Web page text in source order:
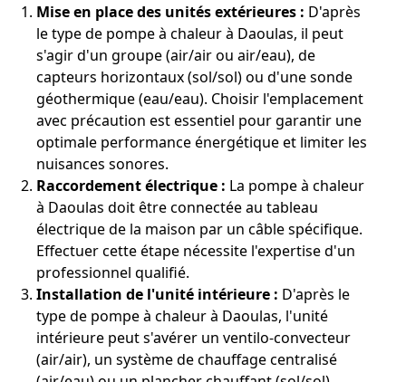
Mise en place des unités extérieures : D'après
le type de pompe à chaleur à Daoulas, il peut
s'agir d'un groupe (air/air ou air/eau), de
capteurs horizontaux (sol/sol) ou d'une sonde
géothermique (eau/eau). Choisir l'emplacement
avec précaution est essentiel pour garantir une
optimale performance énergétique et limiter les
nuisances sonores.
Raccordement électrique : La pompe à chaleur
à Daoulas doit être connectée au tableau
électrique de la maison par un câble spécifique.
Effectuer cette étape nécessite l'expertise d'un
professionnel qualifié.
Installation de l'unité intérieure : D'après le
type de pompe à chaleur à Daoulas, l'unité
intérieure peut s'avérer un ventilo-convecteur
(air/air), un système de chauffage centralisé